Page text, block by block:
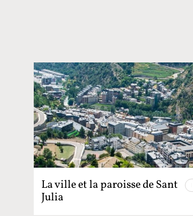
La ville et la paroisse de Sant
Julia